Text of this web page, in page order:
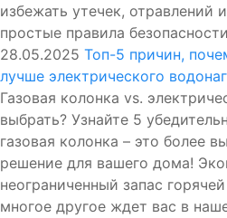
избежать утечек, отравлений
простые правила
28.05.2025 Топ-5 причин,
лучше электрического
Газовая колонка vs.
выбрать? Узнайте 5
газовая колонка – это более
решение для вашего дома!
неограниченный запас
многое другое ждет вас в